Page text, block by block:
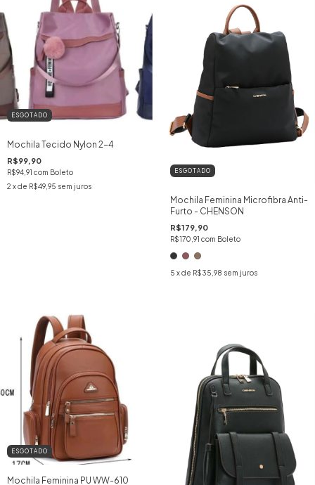
ESGOTADO
Mochila Tecido Nylon 2-4
R$99,90
R$94,91 com Boleto
2 x de R$49,95 sem juros
ESGOTADO
Mochila Feminina Microfibra Anti-
Furto - CHENSON
R$179,90
R$170,91 com Boleto
5 x de R$35,98 sem juros
ESGOTADO
Mochila Feminina PU WW-610